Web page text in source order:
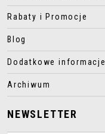
Rabaty i Promocje
Blog
Dodatkowe informacje
Archiwum
NEWSLETTER